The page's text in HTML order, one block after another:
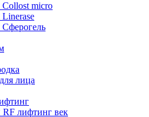
Collost micro
Linerase
Сферогель
лица
лифтинг век